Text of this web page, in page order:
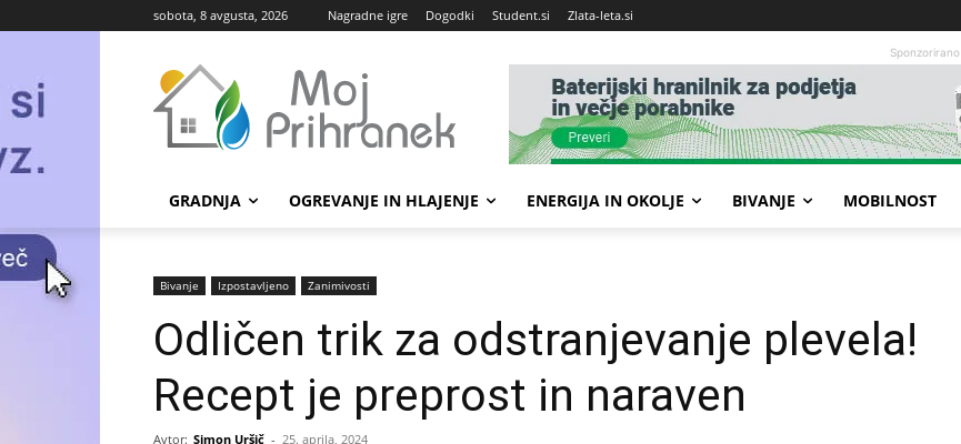
sobota, 8 avgusta, 2026 Nagradne igre Dogodki Student.si Zlata-leta.si
Sponzorirano
GRADNJA OGREVANJE IN HLAJENJE ENERGIJA IN OKOLJE BIVANJE MOBILNOST
Bivanje Izpostavljeno Zanimivosti
Odličen trik za odstranjevanje plevela!
Recept je preprost in naraven
Avtor: Simon Uršič - 25. aprila, 2024